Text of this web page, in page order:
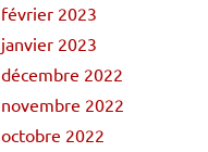
février 2023
janvier 2023
décembre 2022
novembre 2022
octobre 2022